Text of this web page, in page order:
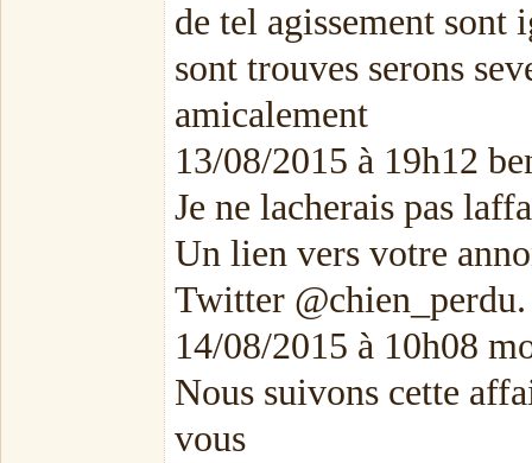
de tel agissement sont
sont trouves serons
amicalement
13/08/2015 à 19h12
Je ne lacherais pas
Un lien vers votre
Twitter @chien_perdu.
14/08/2015 à 10h08
Nous suivons cette
vous